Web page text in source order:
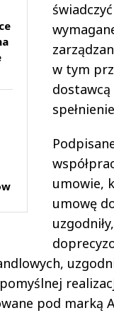
w tym
dostawcą
umowie,
umowę
pod marką